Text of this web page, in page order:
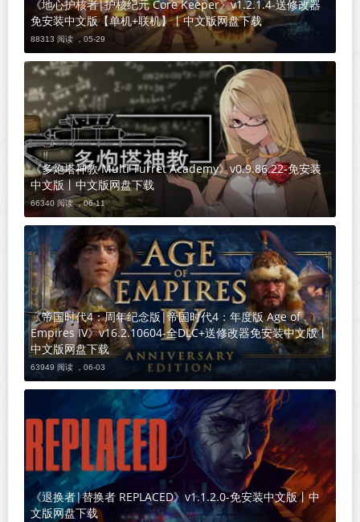
《地心护核者|护核纪元 Core Keeper》v1.2.1.4-送修改器
免安装中文版【单机+联机】丨中文版网盘下载
88313 阅读 ，05-29
《多炮塔神教 Multi Turret Academy》v0.9.86.22-免安装
中文版丨中文版网盘下载
66340 阅读 ，06-11
《帝国时代4：周年纪念版|帝国时代4：年度版 Age of
Empires IV》v16.2.10604-全DLC+送修改器免安装中文版丨
中文版网盘下载
63949 阅读 ， 06-03
《退换者|替换者 REPLACED》v1.1.2.0-免安装中文版丨中
文版网盘下载